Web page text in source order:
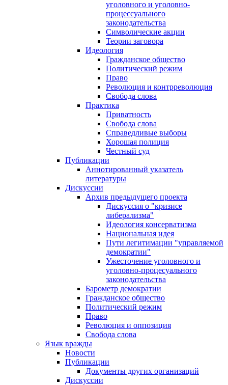
уголовного и уголовно-
процессуального
законодательства
Символические акции
Теории заговора
Идеология
Гражданское общество
Политический режим
Право
Революция и контрреволюция
Свобода слова
Практика
Приватность
Свобода слова
Справедливые выборы
Хорошая полиция
Честный суд
Публикации
Аннотированный указатель
литературы
Дискуссии
Архив предыдущего проекта
Дискуссия о "кризисе
либерализма"
Идеология консерватизма
Национальная идея
Пути легитимации "управляемой
демократии"
Ужесточение уголовного и
уголовно-процесуального
законодательства
Барометр демократии
Гражданское общество
Политический режим
Право
Революция и оппозиция
Свобода слова
Язык вражды
Новости
Публикации
Документы других организаций
Дискуссии